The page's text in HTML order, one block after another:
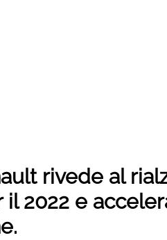
rivede al
2022 e